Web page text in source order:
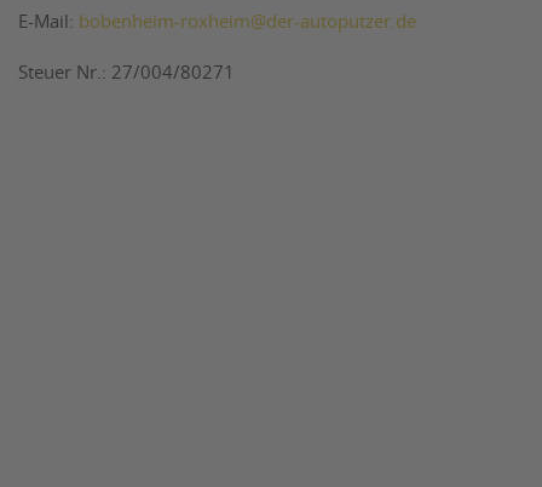
E-Mail: bobenheim-roxheim@der-autoputzer.de
Steuer Nr.: 27/004/80271